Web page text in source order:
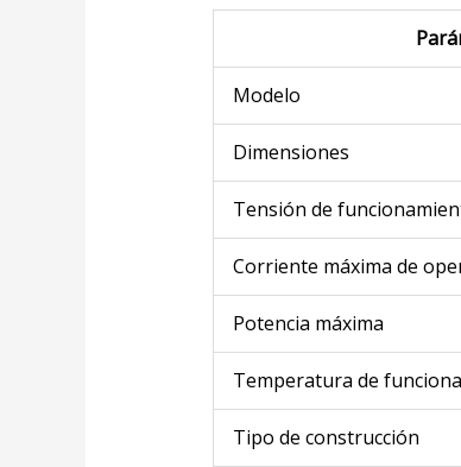
Modelo
Dimensiones
Tensión de
Corriente máxima de
Potencia máxima
Temperatura de
Tipo de construcción